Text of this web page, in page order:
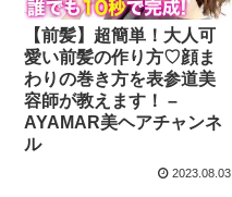
【前髪】超簡単！大人可
愛い前髪の作り方♡顔ま
わりの巻き方を表参道美
容師が教えます！ –
AYAMAR美ヘアチャンネ
ル
2023.08.03